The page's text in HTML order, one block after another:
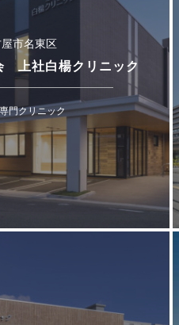
市名東区
上社白楊クリニック
門クリニック